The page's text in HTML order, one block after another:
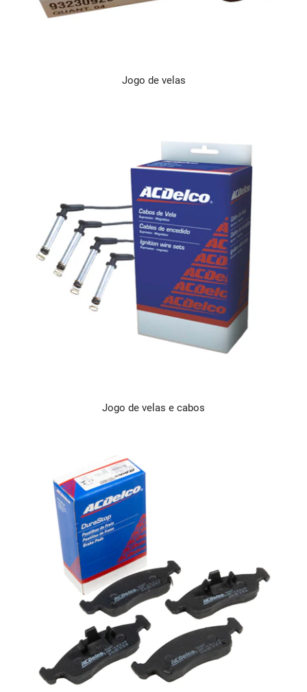
Jogo de velas
Jogo de velas e cabos